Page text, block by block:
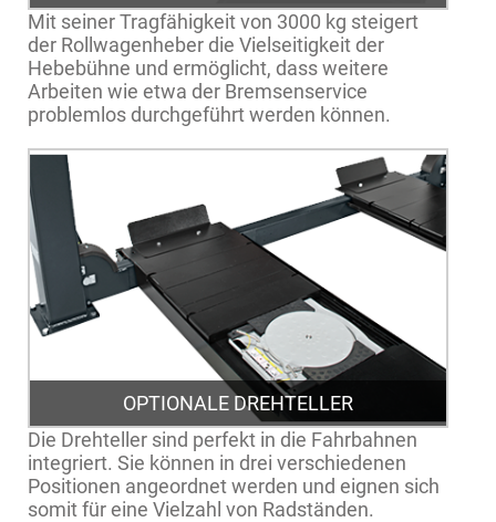
Mit seiner Tragfähigkeit von 3000 kg steigert
der Rollwagenheber die Vielseitigkeit der
Hebebühne und ermöglicht, dass weitere
Arbeiten wie etwa der Bremsenservice
problemlos durchgeführt werden können.
OPTIONALE DREHTELLER
Die Drehteller sind perfekt in die Fahrbahnen
integriert. Sie können in drei verschiedenen
Positionen angeordnet werden und eignen sich
somit für eine Vielzahl von Radständen.